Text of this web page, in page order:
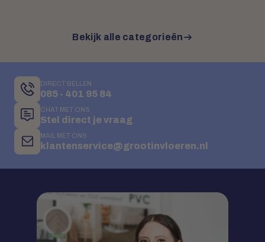
Bekijk alle categorieën
DIRECT BELLEN
085 - 401 95 84
CHAT MET ONS
Stel direct je vraag
MAIL MET ONS
klantenservice@grootinvloeren.nl